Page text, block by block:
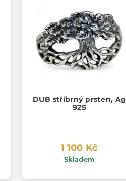
DUB stříbrný prsten, Ag
925
1 100 Kč
Skladem